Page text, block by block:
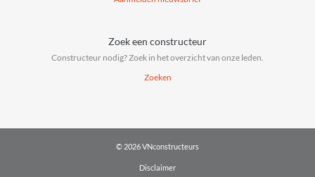
Zoek een constructeur
Constructeur nodig? Zoek in het overzicht van onze leden.
Zoeken
© 2026 VNconstructeurs
Disclaimer